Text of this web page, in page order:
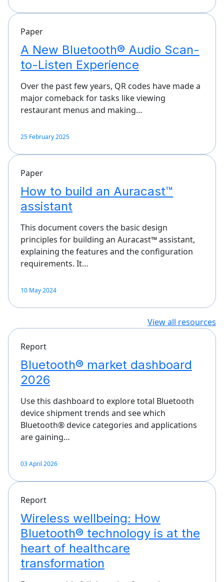
Paper
A New Bluetooth® Audio Scan-
to-Listen Experience
Over the past few years, QR codes have made a
major comeback for tasks like viewing
restaurant menus and making…
25 February 2025
Paper
How to build an Auracast™
assistant
This document covers the basic design
principles for building an Auracast™ assistant,
explaining the features and the configuration
requirements. It…
10 May 2024
View all resources
Report
Bluetooth® market dashboard
2026
Use this dashboard to explore total Bluetooth
device shipment trends and see which
Bluetooth® device categories and applications
are gaining…
03 April 2026
Report
Wireless wellbeing: How
Bluetooth® technology is at the
heart of healthcare
transformation